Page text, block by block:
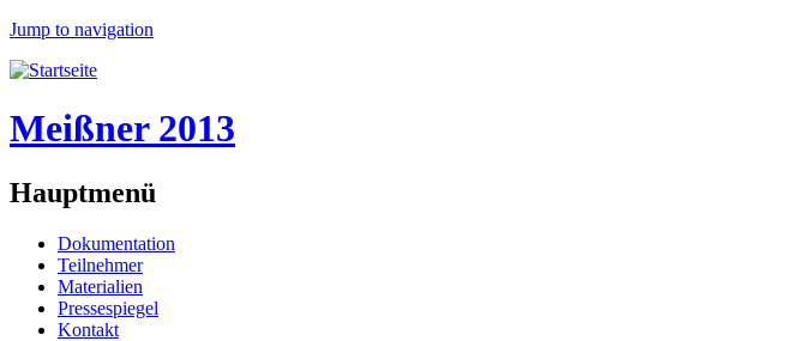
Jump to navigation
Meißner 2013
Hauptmenü
Dokumentation
Teilnehmer
Materialien
Pressespiegel
Kontakt